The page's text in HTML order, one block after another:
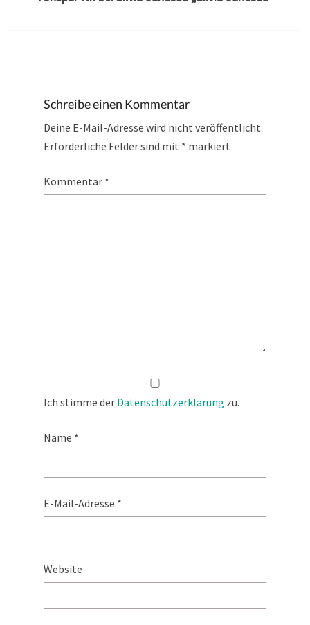
Schreibe einen Kommentar
Deine E-Mail-Adresse wird nicht veröffentlicht.
Erforderliche Felder sind mit * markiert
Kommentar *
Ich stimme der Datenschutzerklärung zu.
Name *
E-Mail-Adresse *
Website